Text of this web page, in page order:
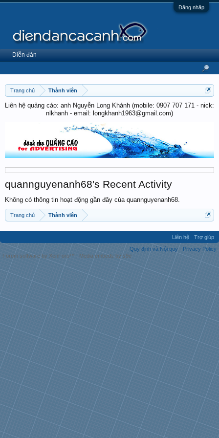
Đăng nhập
Trang chủ Thành viên
Liên hệ quảng cáo: anh Nguyễn Long Khánh (mobile: 0907 707 171 - nick:
nlkhanh - email: longkhanh1963@gmail.com)
quannguyenanh68's Recent Activity
Không có thông tin hoạt động gần đây của quannguyenanh68.
Trang chủ Thành viên
Diễn đàn
Liên hệ
Trợ giúp
Quy định và Nội quy
Privacy Policy
Forum software by XenForo™ | Media embeds by s9e